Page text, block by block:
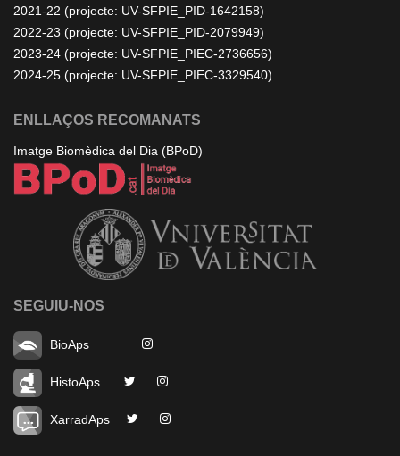
2021-22 (projecte: UV-SFPIE_PID-1642158)
2022-23 (projecte: UV-SFPIE_PID-2079949)
2023-24 (projecte: UV-SFPIE_PIEC-2736656)
2024-25 (projecte: UV-SFPIE_PIEC-3329540)
ENLLAÇOS RECOMANATS
Imatge Biomèdica del Dia (BPoD)
SEGUIU-NOS
BioAps
HistoAps
XarradAps